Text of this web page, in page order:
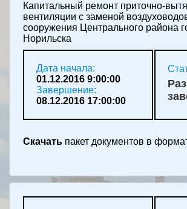
Капитальный ремонт приточно-
вентиляции с заменой
сооружения Центрального района
Норильска
Дата начала:
01.12.2016 9:00:00
Завершение:
08.12.2016 17:00:00
Скачать пакет документов в